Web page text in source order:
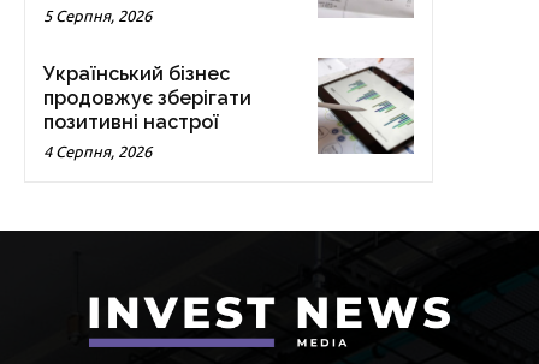
5 Серпня, 2026
Український бізнес
продовжує зберігати
позитивні настрої
4 Серпня, 2026